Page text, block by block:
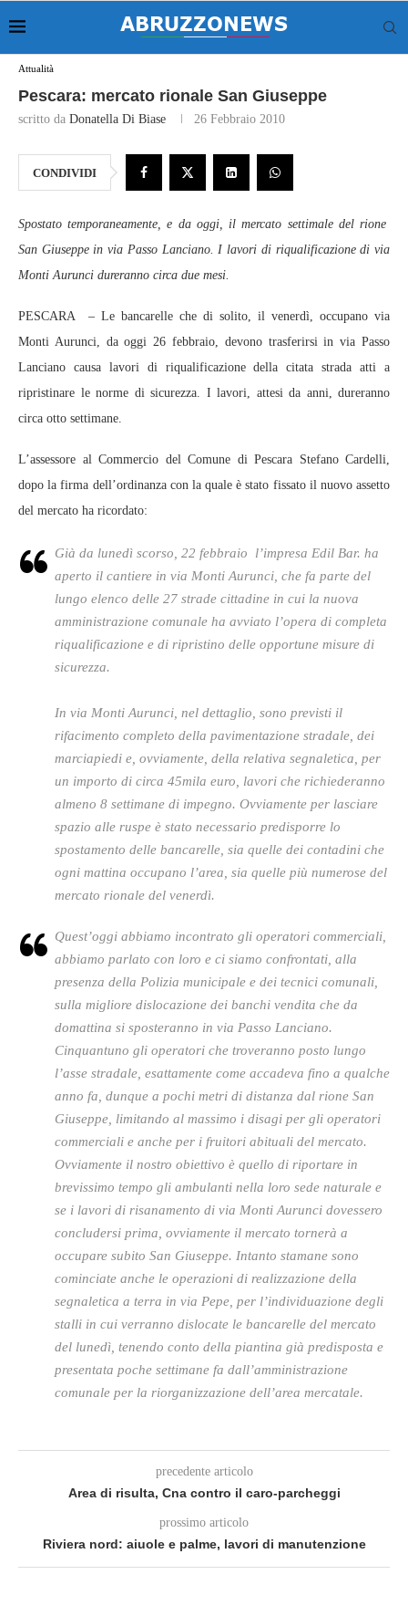
Attualità
Pescara: mercato rionale San Giuseppe
scritto da Donatella Di Biase 26 Febbraio 2010
CONDIVIDI
Spostato temporaneamente, e da oggi, il mercato settimale del rione
San Giuseppe in via Passo Lanciano. I lavori di riqualificazione di via
Monti Aurunci dureranno circa due mesi.
PESCARA – Le bancarelle che di solito, il venerdì, occupano via
Monti Aurunci, da oggi 26 febbraio, devono trasferirsi in via Passo
Lanciano causa lavori di riqualificazione della citata strada atti a
ripristinare le norme di sicurezza. I lavori, attesi da anni, dureranno
circa otto settimane.
L’assessore al Commercio del Comune di Pescara Stefano Cardelli,
dopo la firma dell’ordinanza con la quale è stato fissato il nuovo assetto
del mercato ha ricordato:
Già da lunedì scorso, 22 febbraio l’impresa Edil Bar. ha
aperto il cantiere in via Monti Aurunci, che fa parte del
lungo elenco delle 27 strade cittadine in cui la nuova
amministrazione comunale ha avviato l’opera di completa
riqualificazione e di ripristino delle opportune misure di
sicurezza.
In via Monti Aurunci, nel dettaglio, sono previsti il
rifacimento completo della pavimentazione stradale, dei
marciapiedi e, ovviamente, della relativa segnaletica, per
un importo di circa 45mila euro, lavori che richiederanno
almeno 8 settimane di impegno. Ovviamente per lasciare
spazio alle ruspe è stato necessario predisporre lo
spostamento delle bancarelle, sia quelle dei contadini che
ogni mattina occupano l’area, sia quelle più numerose del
mercato rionale del venerdì.
Quest’oggi abbiamo incontrato gli operatori commerciali,
abbiamo parlato con loro e ci siamo confrontati, alla
presenza della Polizia municipale e dei tecnici comunali,
sulla migliore dislocazione dei banchi vendita che da
domattina si sposteranno in via Passo Lanciano.
Cinquantuno gli operatori che troveranno posto lungo
l’asse stradale, esattamente come accadeva fino a qualche
anno fa, dunque a pochi metri di distanza dal rione San
Giuseppe, limitando al massimo i disagi per gli operatori
commerciali e anche per i fruitori abituali del mercato.
Ovviamente il nostro obiettivo è quello di riportare in
brevissimo tempo gli ambulanti nella loro sede naturale e
se i lavori di risanamento di via Monti Aurunci dovessero
concludersi prima, ovviamente il mercato tornerà a
occupare subito San Giuseppe. Intanto stamane sono
cominciate anche le operazioni di realizzazione della
segnaletica a terra in via Pepe, per l’individuazione degli
stalli in cui verranno dislocate le bancarelle del mercato
del lunedì, tenendo conto della piantina già predisposta e
presentata poche settimane fa dall’amministrazione
comunale per la riorganizzazione dell’area mercatale.
precedente articolo
Area di risulta, Cna contro il caro-parcheggi
prossimo articolo
Riviera nord: aiuole e palme, lavori di manutenzione